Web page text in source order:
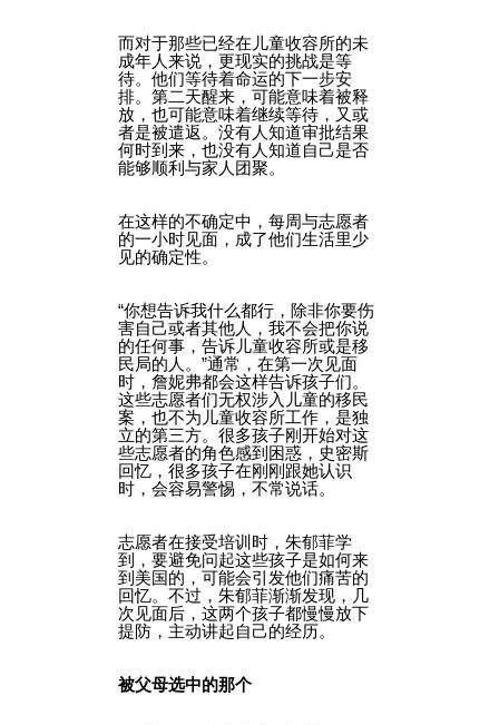
而对于那些已经在儿童收容所的未
成年人来说，更现实的挑战是等
待。他们等待着命运的下一步安
排。第二天醒来，可能意味着被释
放，也可能意味着继续等待，又或
者是被遣返。没有人知道审批结果
何时到来，也没有人知道自己是否
能够顺利与家人团聚。
在这样的不确定中，每周与志愿者
的一小时见面，成了他们生活里少
见的确定性。
“你想告诉我什么都行，除非你要伤
害自己或者其他人，我不会把你说
的任何事，告诉儿童收容所或是移
民局的人。”通常，在第一次见面
时，詹妮弗都会这样告诉孩子们。
这些志愿者们无权涉入儿童的移民
案，也不为儿童收容所工作，是独
立的第三方。很多孩子刚开始对这
些志愿者的角色感到困惑，史密斯
回忆，很多孩子在刚刚跟她认识
时，会容易警惕，不常说话。
志愿者在接受培训时，朱郁菲学
到，要避免问起这些孩子是如何来
到美国的，可能会引发他们痛苦的
回忆。不过，朱郁菲渐渐发现，几
次见面后，这两个孩子都慢慢放下
提防，主动讲起自己的经历。
被父母选中的那个